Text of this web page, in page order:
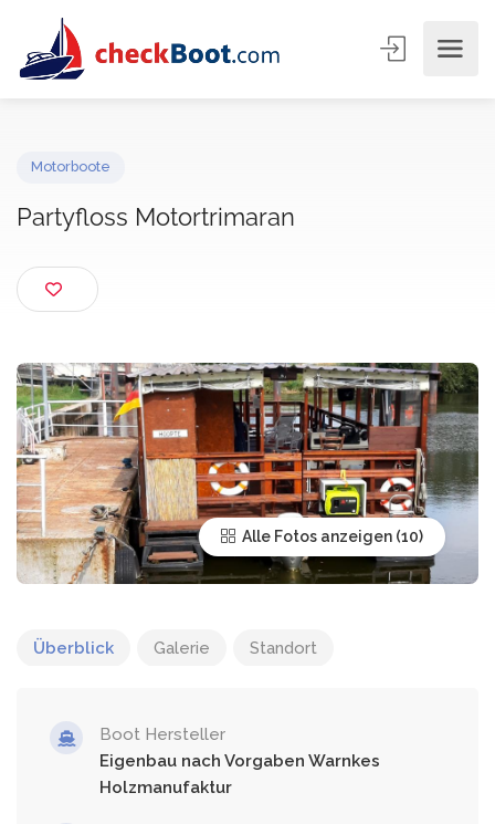
Partyfloss Motortrimaran
Alle Fotos anzeigen
Überblick Galerie Standort
Boot Hersteller
Eigenbau nach Vorgaben Warnkes
Holzmanufaktur